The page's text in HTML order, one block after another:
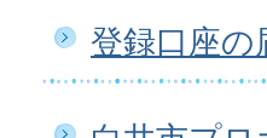
登録口座の